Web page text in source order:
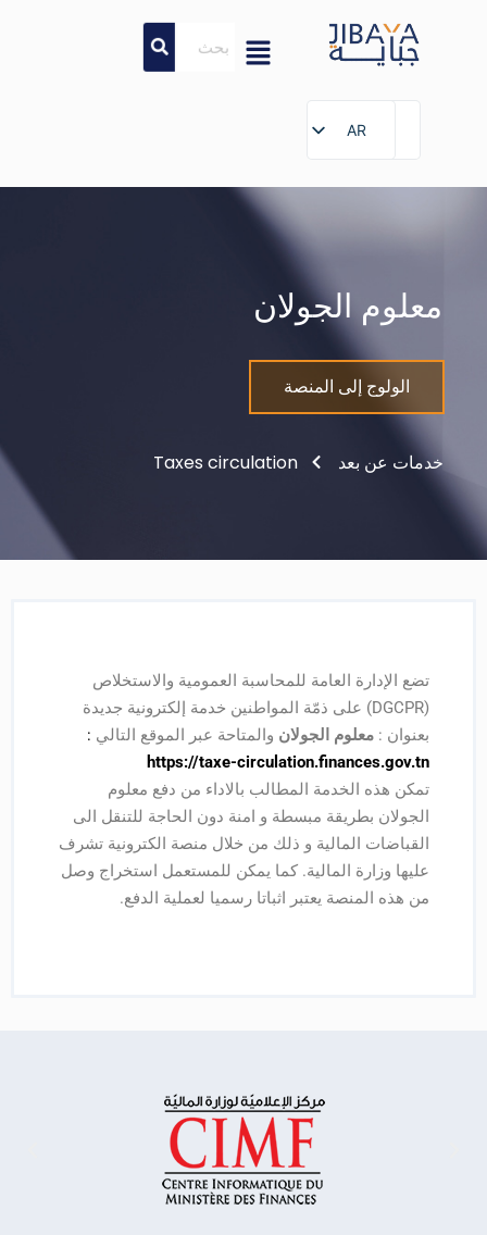
الجولان
الولوج إلى المنصة
عن بعد Taxes circulation
تضع الإدارة العامة للمحاسبة العمومية والاستخلاص
(DGCPR) على ذمّة المواطنين خدمة إلكترونية جديدة
معلوم الجولان والمتاحة عبر الموقع التالي:
https://taxe-circulation.finances.gov.tn
تمكن هذه الخدمة المطالب بالاداء من دفع معلوم
الجولان بطريقة مبسطة و امنة دون الحاجة للتنقل الى
القباضات المالية و ذلك من خلال منصة الكترونية تشرف
عليها وزارة المالية. كما يمكن للمستعمل استخراج وصل
من هذه المنصة يعتبر اثباتا رسميا لعملية الدفع.